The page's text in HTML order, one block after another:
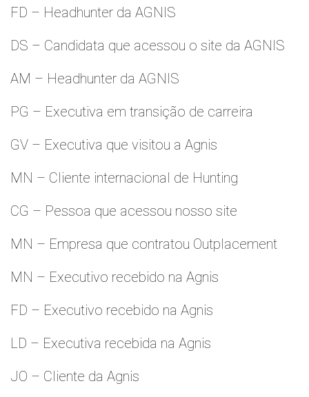
FD – Headhunter da AGNIS
DS – Candidata que acessou o site da AGNIS
AM – Headhunter da AGNIS
PG – Executiva em transição de carreira
GV – Executiva que visitou a Agnis
MN – Cliente internacional de Hunting
CG – Pessoa que acessou nosso site
MN – Empresa que contratou Outplacement
MN – Executivo recebido na Agnis
FD – Executivo recebido na Agnis
LD – Executiva recebida na Agnis
JO – Cliente da Agnis